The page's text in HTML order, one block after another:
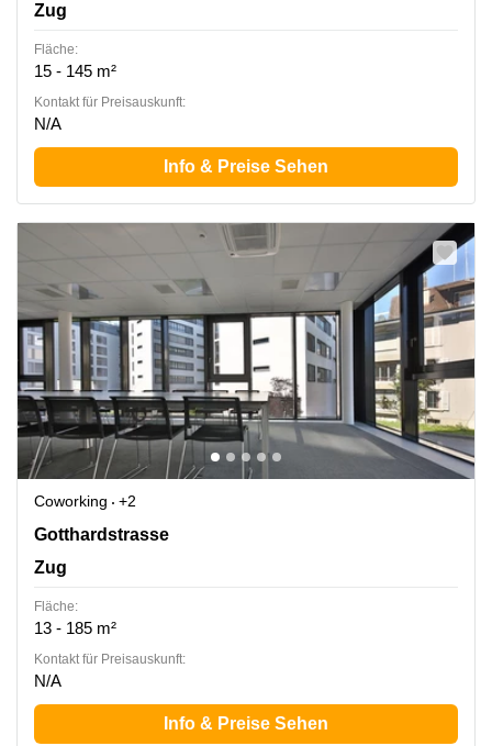
Zug
Fläche:
15 - 145 m²
Kontakt für Preisauskunft:
N/A
Info & Preise Sehen
Coworking
+2
Gotthardstrasse 26, Zug
Gotthardstrasse
Zug
Fläche:
13 - 185 m²
Kontakt für Preisauskunft:
N/A
Info & Preise Sehen